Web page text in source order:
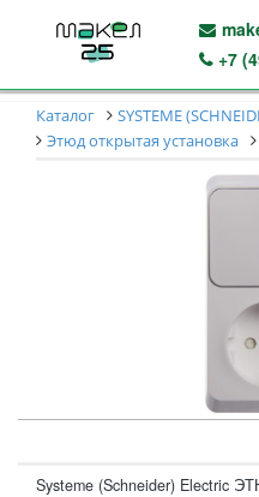
+7
Каталог
SYSTEME
Этюд открытая установка
Systeme (Schneider)